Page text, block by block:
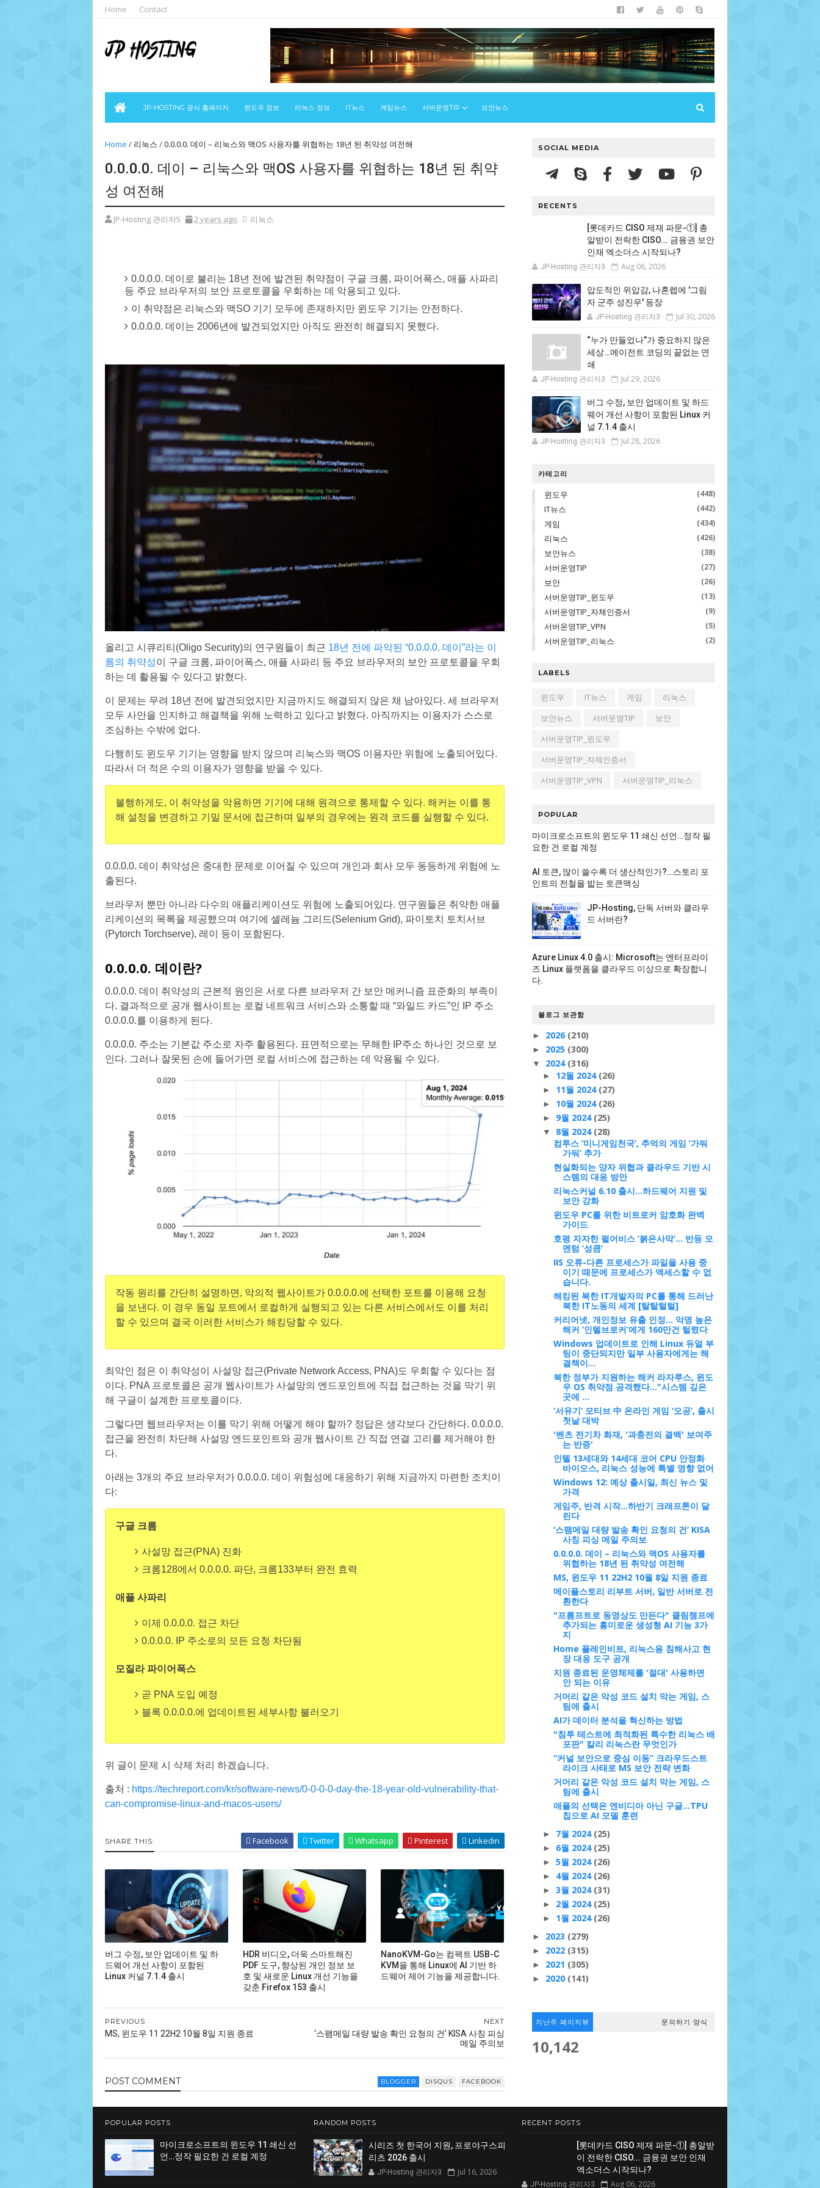
Home Contact
JP-HOSTING 공식 홈페이지 윈도우 정보 리눅스 정보 IT뉴스 게임뉴스 서버운영TIP 보안뉴스
Home / 리눅스 /0.0.0.0. 데이 – 리눅스와 맥OS 사용자를 위협하는 18년 된 취약성 여전해
0.0.0.0. 데이 – 리눅스와 맥OS 사용자를 위협하는 18년 된 취약
성 여전해
JP-Hosting 관리자5 2 years ago 리눅스
0.0.0.0. 데이로 불리는 18년 전에 발견된 취약점이 구글 크롬, 파이어폭스, 애플 사파리
등 주요 브라우저의 보안 프로토콜을 우회하는 데 악용되고 있다.
이 취약점은 리눅스와 맥SO 기기 모두에 존재하지만 윈도우 기기는 안전하다.
0.0.0.0. 데이는 2006년에 발견되었지만 아직도 완전히 해결되지 못했다.
올리고 시큐리티(Oligo Security)의 연구원들이 최근 18년 전에 파악된 “0.0.0.0. 데이”라는 이
름의 취약성이 구글 크롬, 파이어폭스, 애플 사파리 등 주요 브라우저의 보안 프로토콜을 우회
하는 데 활용될 수 있다고 밝혔다.
이 문제는 무려 18년 전에 발견되었지만 지금까지도 해결되지 않은 채 남아있다. 세 브라우저
모두 사안을 인지하고 해결책을 위해 노력하고 있다고 밝혔다. 아직까지는 이용자가 스스로
조심하는 수밖에 없다.
다행히도 윈도우 기기는 영향을 받지 않으며 리눅스와 맥OS 이용자만 위험에 노출되어있다.
따라서 더 적은 수의 이용자가 영향을 받을 수 있다.
불행하게도, 이 취약성을 악용하면 기기에 대해 원격으로 통제할 수 있다. 해커는 이를 통
해 설정을 변경하고 기밀 문서에 접근하며 일부의 경우에는 원격 코드를 실행할 수 있다.
0.0.0.0. 데이 취약성은 중대한 문제로 이어질 수 있으며 개인과 회사 모두 동등하게 위험에 노
출된다.
브라우저 뿐만 아니라 다수의 애플리케이션도 위험에 노출되어있다. 연구원들은 취약한 애플
리케이션의 목록을 제공했으며 여기에 셀레늄 그리드(Selenium Grid), 파이토치 토치서브
(Pytorch Torchserve), 레이 등이 포함된다.
0.0.0.0. 데이란?
0.0.0.0. 데이 취약성의 근본적 원인은 서로 다른 브라우저 간 보안 메커니즘 표준화의 부족이
다. 결과적으로 공개 웹사이트는 로컬 네트워크 서비스와 소통할 때 “와일드 카드”인 IP 주소
0.0.0.0.를 이용하게 된다.
0.0.0.0. 주소는 기본값 주소로 자주 활용된다. 표면적으로는 무해한 IP주소 하나인 것으로 보
인다. 그러나 잘못된 손에 들어가면 로컬 서비스에 접근하는 데 악용될 수 있다.
작동 원리를 간단히 설명하면, 악의적 웹사이트가 0.0.0.0.에 선택한 포트를 이용해 요청
을 보낸다. 이 경우 동일 포트에서 로컬하게 실행되고 있는 다른 서비스에서도 이를 처리
할 수 있으며 결국 이러한 서비스가 해킹당할 수 있다.
최악인 점은 이 취약성이 사설망 접근(Private Network Access, PNA)도 우회할 수 있다는 점
이다. PNA 프로토콜은 공개 웹사이트가 사설망의 엔드포인트에 직접 접근하는 것을 막기 위
해 구글이 설계한 프로토콜이다.
그렇다면 웹브라우저는 이를 막기 위해 어떻게 해야 할까? 정답은 생각보다 간단하다. 0.0.0.0.
접근을 완전히 차단해 사설망 엔드포인트와 공개 웹사이트 간 직접 연결 고리를 제거해야 한
다.
아래는 3개의 주요 브라우저가 0.0.0.0. 데이 위험성에 대응하기 위해 지금까지 마련한 조치이
다:
구글 크롬
사설망 접근(PNA) 진화
크롬128에서 0.0.0.0. 파단, 크롬133부터 완전 효력
애플 사파리
이제 0.0.0.0. 접근 차단
0.0.0.0. IP 주소로의 모든 요청 차단됨
모질라 파이어폭스
곧 PNA 도입 예정
블록 0.0.0.0.에 업데이트된 세부사항 불러오기
위 글이 문제 시 삭제 처리 하겠습니다.
출처 : https://techreport.com/kr/software-news/0-0-0-0-day-the-18-year-old-vulnerability-that-
can-compromise-linux-and-macos-users/
SHARE THIS: Facebook Twitter Whatsapp Pinterest Linkedin
버그 수정, 보안 업데이트 및 하
드웨어 개선 사항이 포함된
Linux 커널 7.1.4 출시
HDR 비디오, 더욱 스마트해진
PDF 도구, 향상된 개인 정보 보
호 및 새로운 Linux 개선 기능을
갖춘 Firefox 153 출시
NanoKVM-Go는 컴팩트 USB-C
KVM을 통해 Linux에 AI 기반 하
드웨어 제어 기능을 제공합니다.
NEXT
‘스팸메일 대량 발송 확인 요청의 건’ KISA 사칭 피싱
메일 주의보
PREVIOUS
MS, 윈도우 11 22H2 10월 8일 지원 종료
POST COMMENT BLOGGER DISQUS FACEBOOK
SOCIAL MEDIA
RECENTS
[롯데카드 CISO 제재 파문-①] 총
알받이 전락한 CISO... 금융권 보안
인재 엑소더스 시작되나?
JP-Hosting 관리자3 Aug 06, 2026
압도적인 위압감, 나혼렙에 '그림
자 군주 성진우' 등장
JP-Hosting 관리자3 Jul 30, 2026
“누가 만들었나”가 중요하지 않은
세상…에이전트 코딩의 끝없는 연
쇄
JP-Hosting 관리자3 Jul 29, 2026
버그 수정, 보안 업데이트 및 하드
웨어 개선 사항이 포함된 Linux 커
널 7.1.4 출시
JP-Hosting 관리자3 Jul 28, 2026
카테고리
윈도우 (448)
IT뉴스 (442)
게임 (434)
리눅스 (426)
보안뉴스 (38)
서버운영TIP (27)
보안 (26)
서버운영TIP_윈도우 (13)
서버운영TIP_자체인증서 (9)
서버운영TIP_VPN (5)
서버운영TIP_리눅스 (2)
LABELS
윈도우 IT뉴스 게임
리눅스
보안뉴스
서버운영TIP
보안
서버운영TIP_윈도우
서버운영TIP_자체인증서
서버운영TIP_VPN
서버운영TIP_리눅스
POPULAR
마이크로소프트의 윈도우 11 쇄신 선언…정작 필
요한 건 로컬 계정
AI 토큰, 많이 쓸수록 더 생산적인가?…스토리 포
인트의 전철을 밟는 토큰맥싱
JP-Hosting, 단독 서버와 클라우
드 서버란?
Azure Linux 4.0 출시: Microsoft는 엔터프라이
즈 Linux 플랫폼을 클라우드 이상으로 확장합니
다.
블로그 보관함
► 2026 (210)
► 2025 (300)
▼ 2024 (316)
► 12월 2024 (26)
► 11월 2024 (27)
► 10월 2024 (26)
► 9월 2024 (25)
▼ 8월 2024 (28)
컴투스 ‘미니게임천국’, 추억의 게임 ‘가둬
가둬’ 추가
현실화되는 양자 위협과 클라우드 기반 시
스템의 대응 방안
리눅스커널 6.10 출시...하드웨어 지원 및
보안 강화
윈도우 PC를 위한 비트로커 암호화 완벽
가이드
호평 자자한 펄어비스 ‘붉은사막’… 반등 모
멘텀 ‘성큼’
IIS 오류-다른 프로세스가 파일을 사용 중
이기 때문에 프로세스가 액세스할 수 없
습니다.
해킹된 북한 IT개발자의 PC를 통해 드러난
북한 IT노동의 세계 [탈탈털털]
커리어넷, 개인정보 유출 인정... 악명 높은
해커 ‘인텔브로커’에게 160만건 털렸다
Windows 업데이트로 인해 Linux 듀얼 부
팅이 중단되지만 일부 사용자에게는 해
결책이...
북한 정부가 지원하는 해커 라자루스, 윈도
우 OS 취약점 공격했다..."시스템 깊은
곳에 ...
‘서유기’ 모티브 中 온라인 게임 ‘오공’, 출시
첫날 대박
'벤츠 전기차 화재, '과충전의 결백' 보여주
는 반증'
인텔 13세대와 14세대 코어 CPU 안정화
바이오스, 리눅스 성능에 특별 영향 없어
Windows 12: 예상 출시일, 최신 뉴스 및
가격
게임주, 반격 시작...하반기 크래프톤이 달
린다
‘스팸메일 대량 발송 확인 요청의 건’ KISA
사칭 피싱 메일 주의보
0.0.0.0. 데이 – 리눅스와 맥OS 사용자를
위협하는 18년 된 취약성 여전해
MS, 윈도우 11 22H2 10월 8일 지원 종료
메이플스토리 리부트 서버, 일반 서버로 전
환한다
"프롬프트로 동영상도 만든다" 클림챔프에
추가되는 흥미로운 생성형 AI 기능 3가
지
Home 플레인비트, 리눅스용 침해사고 현
장 대응 도구 공개
지원 종료된 운영체제를 '절대' 사용하면
안 되는 이유
거머리 같은 악성 코드 설치 막는 게임, 스
팀에 출시
AI가 데이터 분석을 혁신하는 방법
"침투 테스트에 최적화된 특수한 리눅스 배
포판" 칼리 리눅스란 무엇인가
“커널 보안으로 중심 이동” 크라우드스트
라이크 사태로 MS 보안 전략 변화
거머리 같은 악성 코드 설치 막는 게임, 스
팀에 출시
애플의 선택은 엔비디아 아닌 구글…TPU
칩으로 AI 모델 훈련
► 7월 2024 (25)
► 6월 2024 (25)
► 5월 2024 (26)
► 4월 2024 (26)
► 3월 2024 (31)
► 2월 2024 (25)
► 1월 2024 (26)
► 2023 (279)
► 2022 (315)
► 2021 (305)
► 2020 (141)
지난주 페이지뷰 문의하기 양식
10,142
POPULAR POSTS
마이크로소프트의 윈도우 11 쇄신 선
언…정작 필요한 건 로컬 계정
RANDOM POSTS
시리즈 첫 한국어 지원, 프로야구스피
리츠 2026 출시
JP-Hosting 관리자3 Jul 16, 2026
RECENT POSTS
[롯데카드 CISO 제재 파문-①] 총알받
이 전락한 CISO... 금융권 보안 인재
엑소더스 시작되나?
JP-Hosting 관리자3 Aug 06, 2026